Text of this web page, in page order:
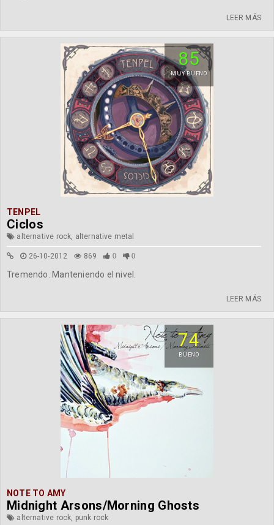
LEER MÁS
85
MUY BUENO
TENPEL
Ciclos
alternative rock, alternative metal
26-10-2012 869 0 0
Tremendo. Manteniendo el nivel.
LEER MÁS
74
BUENO
NOTE TO AMY
Midnight Arsons/Morning Ghosts
alternative rock, punk rock